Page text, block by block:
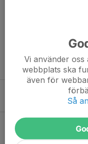
er i vets och
Tidigare nyheter
17 maj, 12:19
Vi använder
webbplats ska
även för
Så